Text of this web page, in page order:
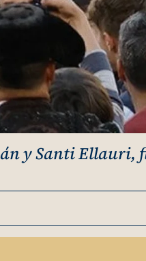
y Santi Ellauri,